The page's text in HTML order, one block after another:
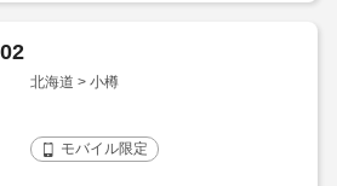
北海道 > 小樽
モバイル限定